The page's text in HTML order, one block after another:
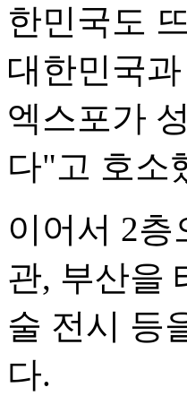
한민국도
대한민국
엑스포가
다"고 호소
이어서 2
관, 부산을
술 전시 등
다.